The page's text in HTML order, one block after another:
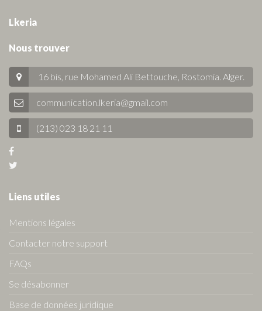
Lkeria
Nous trouver
16 bis, rue Mohamed Ali Bettouche, Rostomia. Alger.
communication.lkeria@gmail.com
(213) 023 18 21 11
Liens utiles
Mentions légales
Contacter notre support
FAQs
Se désabonner
Base de données juridique